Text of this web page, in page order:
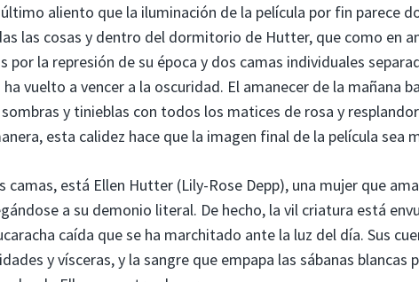
aliento que la iluminación de la película por fin parece
las cosas y dentro del dormitorio de Hutter, que como en
por la represión de su época y dos camas individuales
vuelto a vencer a la oscuridad. El amanecer de la mañana
y tinieblas con todos los matices de rosa y
esta calidez hace que la imagen final de la película sea
camas, está Ellen Hutter (Lily-Rose Depp), una mujer que
a su demonio literal. De hecho, la vil criatura está
caída que se ha marchitado ante la luz del día. Sus
y vísceras, y la sangre que empapa las sábanas blancas